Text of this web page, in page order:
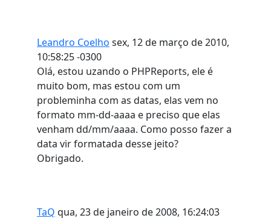
Leandro Coelho sex, 12 de março de 2010,
10:58:25 -0300
Olá, estou uzando o PHPReports, ele é
muito bom, mas estou com um
probleminha com as datas, elas vem no
formato mm-dd-aaaa e preciso que elas
venham dd/mm/aaaa. Como posso fazer a
data vir formatada desse jeito?
Obrigado.
TaQ qua, 23 de janeiro de 2008, 16:24:03